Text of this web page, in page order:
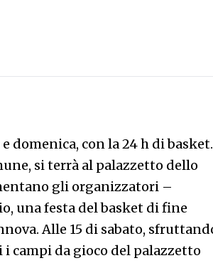
domenica, con la 24 h di basket.
si terrà al palazzetto dello
gli organizzatori –
una festa del basket di fine
Alle 15 di sabato,
campi da gioco del palazzetto